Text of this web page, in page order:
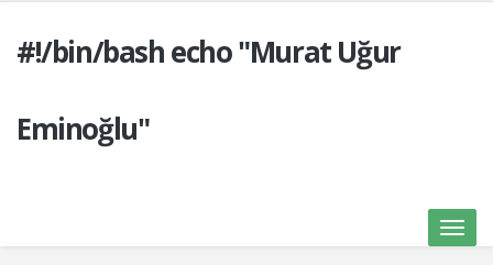
#!/bin/bash echo "Murat Uğur
Eminoğlu"
Toggle